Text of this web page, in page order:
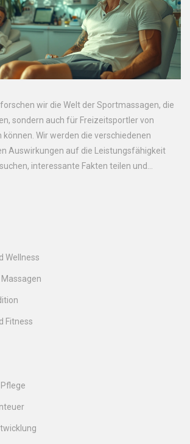
wir die Welt der Sportmassagen, die
sondern auch für Freizeitsportler von
Wir werden die verschiedenen
Auswirkungen auf die Leistungsfähigkeit
interessante Fakten teilen und
kann. Auch die wissenschaftlichen
Wellness
Fitness